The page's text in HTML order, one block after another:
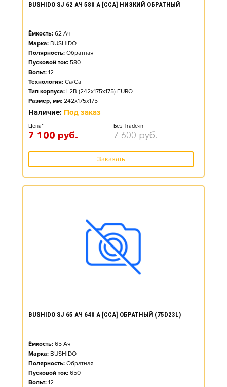
BUSHIDO SJ 62 АЧ 580 А [CCA] НИЗКИЙ ОБРАТНЫЙ
Ёмкость: 62 Ач
Марка: BUSHIDO
Полярность: Обратная
Пусковой ток: 580
Вольт: 12
Технология: Ca/Ca
Тип корпуса: L2B (242x175x175) EURO
Размер, мм: 242x175x175
Наличие: Под заказ
Цена*
7 100 руб.
Без Trade-in
7 600 руб.
Заказать
BUSHIDO SJ 65 АЧ 640 А [CCA] ОБРАТНЫЙ (75D23L)
Ёмкость: 65 Ач
Марка: BUSHIDO
Полярность: Обратная
Пусковой ток: 650
Вольт: 12